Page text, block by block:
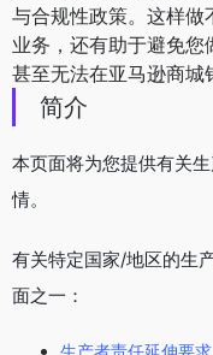
与合规性政策。这样做
业务，还有助于避免您
甚至无法在亚马逊商城
简介
本页面将为您提供有关
情。
有关特定国家/地区的生
面之一：
生产者责任延伸要